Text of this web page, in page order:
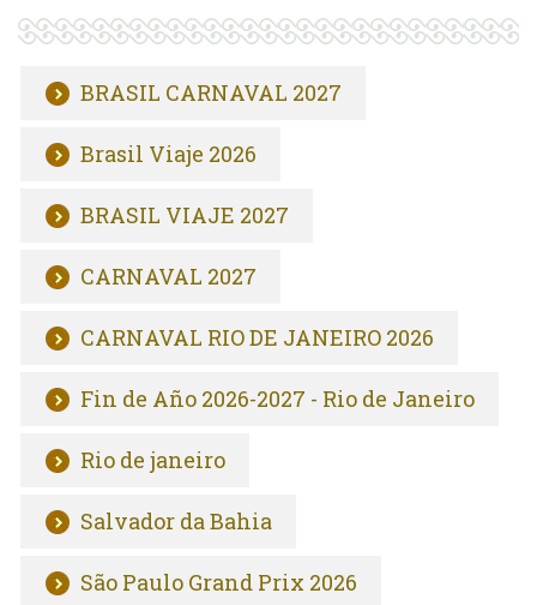
BRASIL CARNAVAL 2027
Brasil Viaje 2026
BRASIL VIAJE 2027
CARNAVAL 2027
CARNAVAL RIO DE JANEIRO 2026
Fin de Año 2026-2027 - Rio de Janeiro
Rio de janeiro
Salvador da Bahia
São Paulo Grand Prix 2026